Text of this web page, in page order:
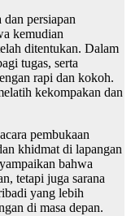
persiapan
kemudian
ditentukan. Dalam
tugas, serta
rapi dan kokoh.
kekompakan dan
pembukaan
khidmat di lapangan
bahwa
tetapi juga sarana
yang lebih
di masa depan.